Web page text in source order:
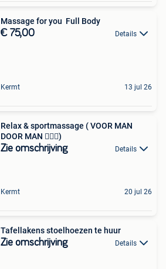
Massage for you ‍️ Full Body
€ 75,00 Details
Kermt 13 jul 26
Relax & sportmassage ( VOOR MAN
DOOR MAN 💆🏽‍♂️)
Zie omschrijving Details
Kermt 20 jul 26
Tafellakens stoelhoezen te huur
Zie omschrijving Details